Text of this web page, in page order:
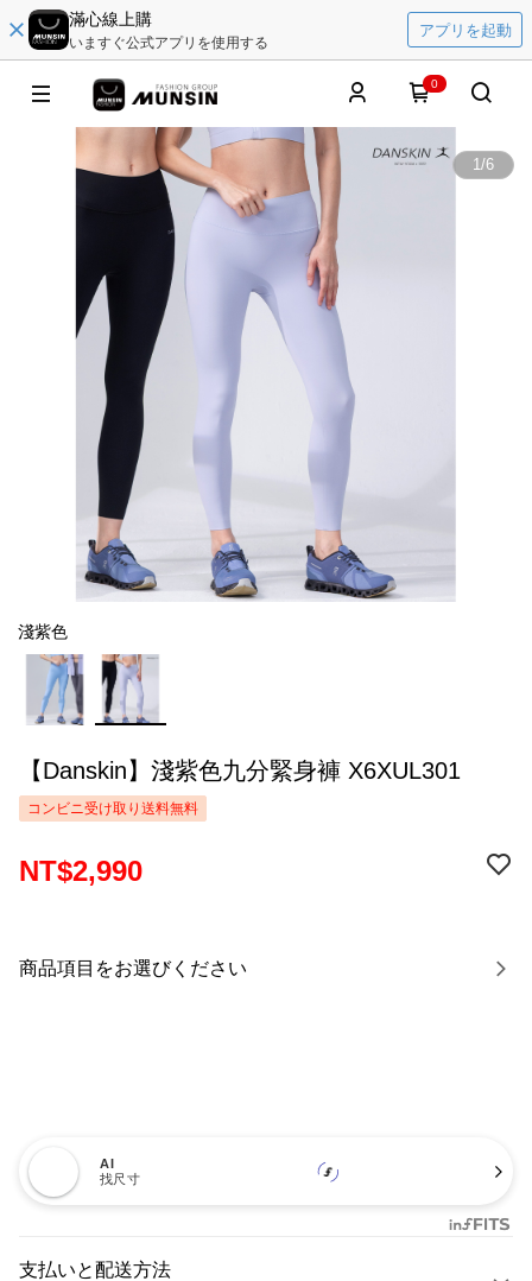
滿心線上購
いますぐ公式アプリを使用する
アプリを起動
0
1/6
淺紫色
【Danskin】淺紫色九分緊身褲 X6XUL301
コンビニ受け取り送料無料
NT$2,990
商品項目をお選びください
AI
找尺寸
支払いと配送方法